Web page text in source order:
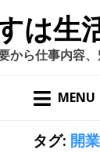
は生
から仕事内容
MENU
タグ: 開業